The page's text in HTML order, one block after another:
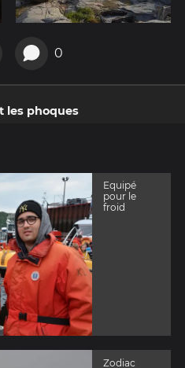
0
les phoques
Equipé
pour le
froid
Zodiac